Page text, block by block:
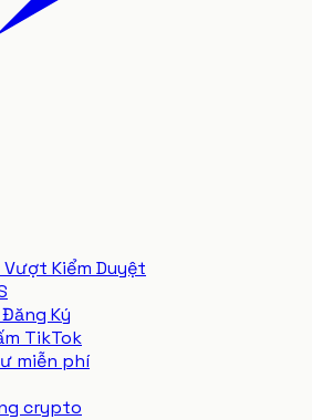
Vượt Kiểm Duyệt
Ký
TikTok
miễn phí
crypto